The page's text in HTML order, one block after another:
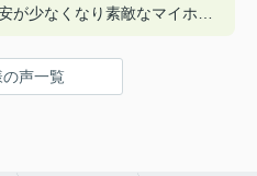
が少なくなり素敵なマイホー
の声一覧